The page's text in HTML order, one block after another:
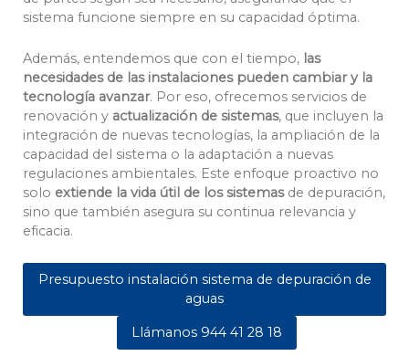
sistema funcione siempre en su capacidad óptima.
Además, entendemos que con el tiempo, las
necesidades de las instalaciones pueden cambiar y la
tecnología avanzar. Por eso, ofrecemos servicios de
renovación y actualización de sistemas, que incluyen la
integración de nuevas tecnologías, la ampliación de la
capacidad del sistema o la adaptación a nuevas
regulaciones ambientales. Este enfoque proactivo no
solo extiende la vida útil de los sistemasde depuración,
sino que también asegura su continua relevancia y
eficacia.
Presupuesto instalación sistema de depuración de
aguas
Llámanos 944 41 28 18